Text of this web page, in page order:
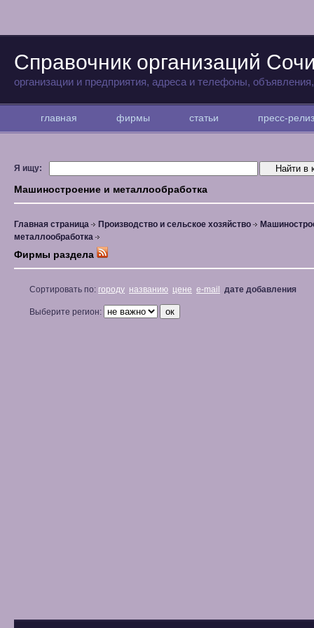
Справочник организаций
организации и предприятия, адреса и телефоны,
главная фирмы статьи пресс-
Я ищу:
Машиностроение и металлообработка
Главная страница Производство и сельское хозяйство
металлообработка
Фирмы раздела
Сортировать по: городу названию цене e-mail дате добавления
Выберите регион: